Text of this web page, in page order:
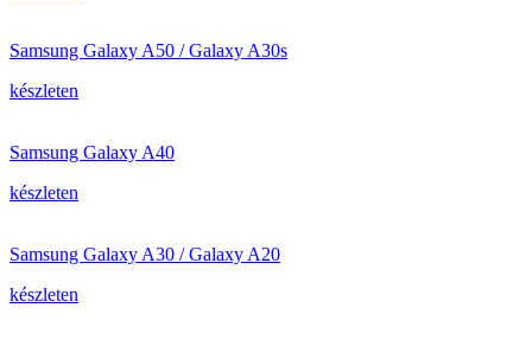
Samsung Galaxy A50 / Galaxy A30s
készleten
Samsung Galaxy A40
készleten
Samsung Galaxy A30 / Galaxy A20
készleten